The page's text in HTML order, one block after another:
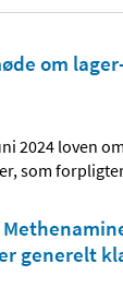
om
2024 loven
som forpligter
generelt